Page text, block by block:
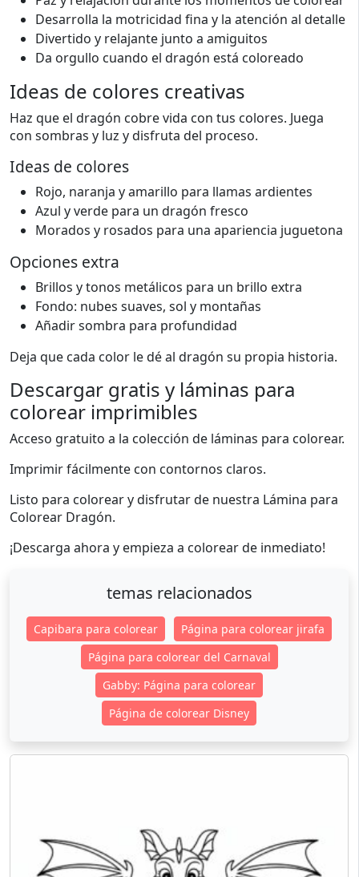
Desarrolla la motricidad fina y la atención al detalle
Divertido y relajante junto a amiguitos
Da orgullo cuando el dragón está coloreado
Ideas de colores creativas
Haz que el dragón cobre vida con tus colores. Juega
con sombras y luz y disfruta del proceso.
Ideas de colores
Rojo, naranja y amarillo para llamas ardientes
Azul y verde para un dragón fresco
Morados y rosados para una apariencia juguetona
Opciones extra
Brillos y tonos metálicos para un brillo extra
Fondo: nubes suaves, sol y montañas
Añadir sombra para profundidad
Deja que cada color le dé al dragón su propia historia.
Descargar gratis y láminas para
colorear imprimibles
Acceso gratuito a la colección de láminas para colorear.
Imprimir fácilmente con contornos claros.
Listo para colorear y disfrutar de nuestra Lámina para
Colorear Dragón.
¡Descarga ahora y empieza a colorear de inmediato!
temas relacionados
Capibara para colorear
Página para colorear jirafa
Página para colorear del Carnaval
Gabby: Página para colorear
Página de colorear Disney